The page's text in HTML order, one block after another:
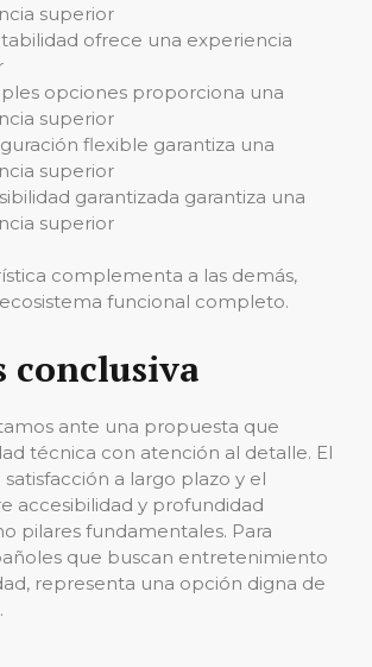
superior
ofrece una experiencia
opciones proporciona una
superior
flexible garantiza una
superior
garantizada garantiza una
superior
complementa a las demás,
funcional completo.
conclusiva
ante una propuesta que
técnica con atención al detalle. El
a largo plazo y el
accesibilidad y profundidad
pilares fundamentales. Para
que buscan entretenimiento
representa una opción digna de